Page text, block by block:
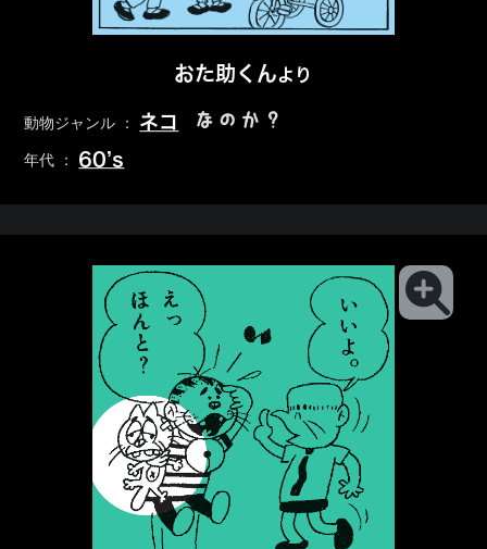
おた助くんより
動物ジャンル ： ネコ なのか？
年代 ： 60’s